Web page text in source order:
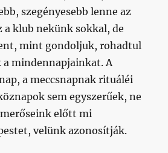
szegényesebb lenne az
a klub nekünk sokkal, de
mint gondoljuk, rohadtul
a mindennapjainkat. A
a meccsnapnak rituáléi
sem egyszerűek, ne
előtt mi
velünk azonosítják.